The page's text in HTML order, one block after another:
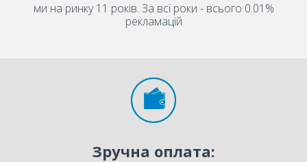
ми на ринку 11 років. За всі роки - всього 0.01%
рекламацій
Зручна оплата: